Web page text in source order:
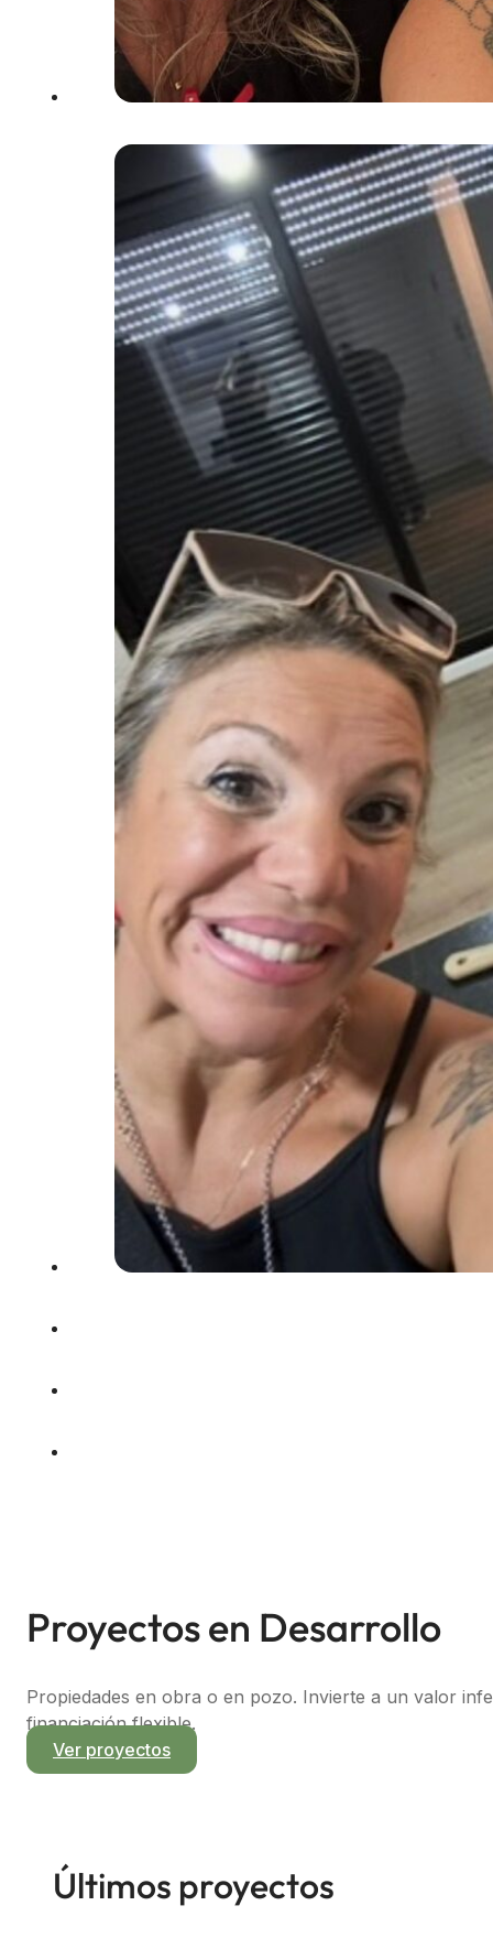
Proyectos en Desarrollo
Propiedades en obra o en pozo. Invierte a un valor
financiación flexible.
Ver proyectos
Últimos proyectos